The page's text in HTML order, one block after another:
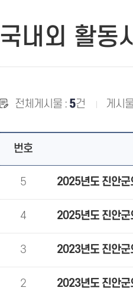
국내외 활동
전체게시물 : 5건 게시
번호
5 2025년도 진안군
4 2025년도 진안군
3 2023년도 진안군
2 2023년도 진안군